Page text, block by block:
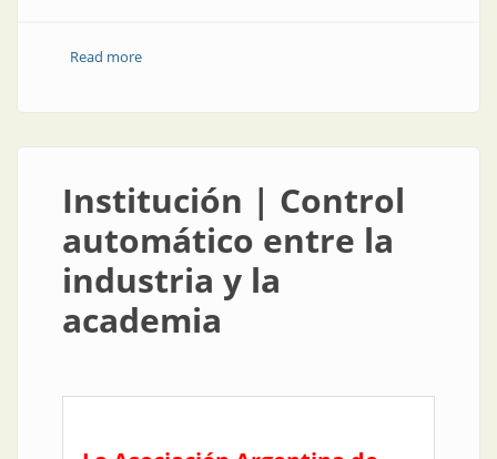
Read moreabout Institución | Promocionar electricidad segura,
Institución | Control
automático entre la
industria y la
academia